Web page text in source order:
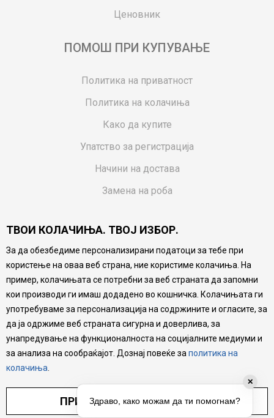
Ценовник
ПОМОШ ПРИ КУПУВАЊЕ
Политика на приватност
Политика на колачиња
Како да купите
Упатство за регистрација
Начини на достава
Замена на роба
Ваучери
Product Finder
FAQs
Настојуваме да бидеме што попрецизни во описот на
производите, прикажување на слики и цени, но не
можеме да гарантираме дека сите информации се
комплетни и без грешка. Сите производи се дел од
нашата понуда, но не се подразбира дека мора да се
достапни во секој момент.
ТВОИ КОЛАЧИЊА. ТВОЈ ИЗБОР.
За да обезбедиме персонализирани податоци за тебе при
користење на оваа веб страна, ние користиме колачиња. На
пример, колачињата се потребни за веб страната да запомни
кои производи ги имаш додадено во кошничка. Колачињата ги
употребуваме за персонализација на содржините и огласите, за
да ја одржиме веб страната сигурна и доверлива, за
унапредување на функционалноста на социјалните медиуми и
за анализа на сообраќајот. Дознај повеќе за политика на
колачиња
ПРИЛАГОДИ ПОСТАВУВАЊА
✕
Здраво, како можам да ти помогнам?